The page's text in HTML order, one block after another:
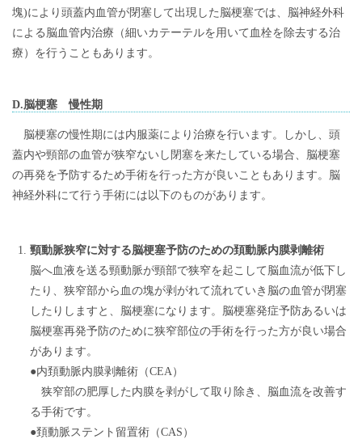
塊)により頭蓋内血管が閉塞して出現した脳梗塞では、脳神経外科
による脳血管内治療（細いカテーテルを用いて血栓を除去する治
療）を行うこともあります。
D.脳梗塞 慢性期
脳梗塞の慢性期には内服薬により治療を行います。しかし、頭
蓋内や頸部の血管が狭窄ないし閉塞を来たしている場合、脳梗塞
の再発を予防するため手術を行った方が良いこともあります。脳
神経外科にて行う手術には以下のものがあります。
頸動脈狭窄に対する脳梗塞予防のための頚動脈内膜剥離術
脳へ血液を送る頸動脈が頸部で狭窄を起こして脳血流が低下し
たり、狭窄部から血の塊が剥がれて流れていき脳の血管が閉塞
したりしますと、脳梗塞になります。脳梗塞発症予防あるいは
脳梗塞再発予防のために狭窄部位の手術を行った方が良い場合
があります。
●内頚動脈内膜剥離術（CEA）
狭窄部の肥厚した内膜を剥がして取り除き、脳血流を改善す
る手術です。
●頚動脈ステント留置術（CAS）